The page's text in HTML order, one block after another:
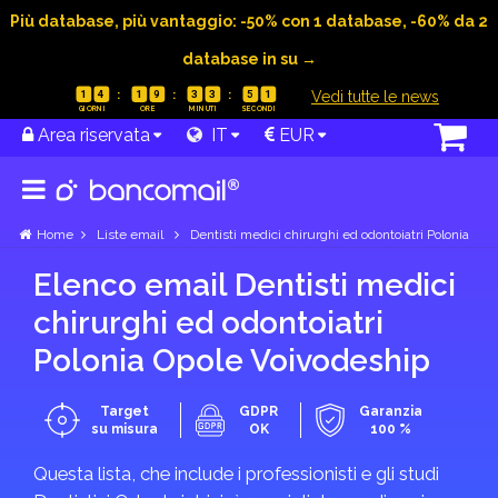
Più database, più vantaggio: -50% con 1 database, -60% da 2
database in su →
1 4 1 9 3 3 5 1 Vedi tutte le news
Area riservata IT EUR
Home Liste email Dentisti medici chirurghi ed odontoiatri Polonia
Elenco email Dentisti medici
chirurghi ed odontoiatri
Polonia Opole Voivodeship
Target
su misura
GDPR
OK
Garanzia
100 %
Questa lista, che include i professionisti e gli studi